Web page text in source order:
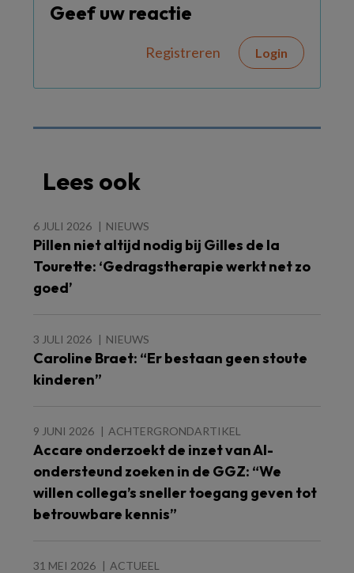
Geef uw reactie
Registreren Login
Lees ook
6 JULI 2026 NIEUWS
Pillen niet altijd nodig bij Gilles de la
Tourette: ‘Gedragstherapie werkt net zo
goed’
3 JULI 2026 NIEUWS
Caroline Braet: “Er bestaan geen stoute
kinderen”
9 JUNI 2026 ACHTERGRONDARTIKEL
Accare onderzoekt de inzet van AI-
ondersteund zoeken in de GGZ: “We
willen collega’s sneller toegang geven tot
betrouwbare kennis”
31 MEI 2026 ACTUEEL